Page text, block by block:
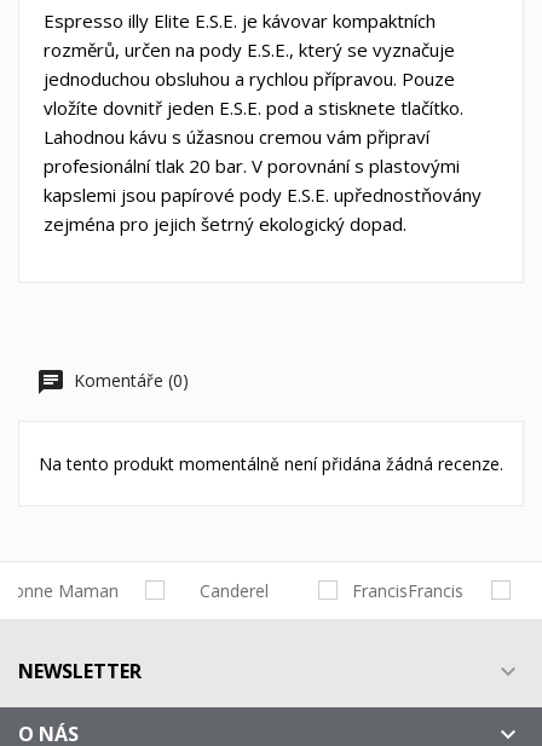
Espresso illy Elite E.S.E. je kávovar kompaktních
rozměrů, určen na pody E.S.E., který se vyznačuje
jednoduchou obsluhou a rychlou přípravou. Pouze
vložíte dovnitř jeden E.S.E. pod a stisknete tlačítko.
Lahodnou kávu s úžasnou cremou vám připraví
profesionální tlak 20 bar. V porovnání s plastovými
kapslemi jsou papírové pody E.S.E. upřednostňovány
zejména pro jejich šetrný ekologický dopad.
Komentáře (0)
Na tento produkt momentálně není přidána žádná recenze.
NEWSLETTER 
O NÁS 
Můj seznam přání
add_circle_outline Vytvořit nový seznam
((label))
((cancelText)) ((createText))
Musíte být přihlášen, abyste si mohli výrobky uložit do
svého seznamu přání.
((cancelText)) ((loginText))